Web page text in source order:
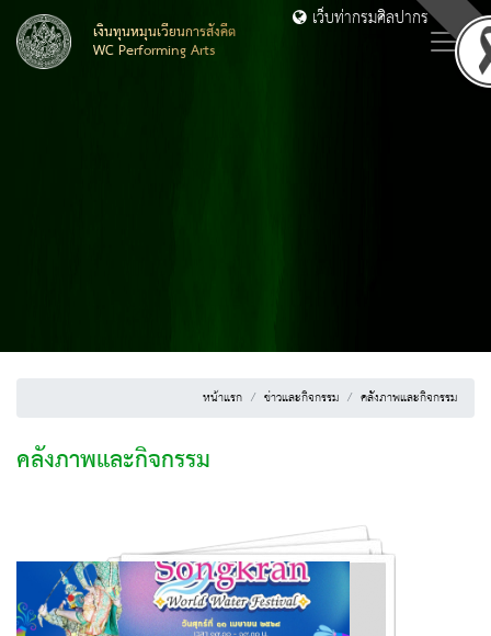
เงินทุนหมุนเวียนการสังคีต
WC Performing Arts
เว็บท่ากรมศิลปากร
หน้าแรก ข่าวและกิจกรรม คลังภาพและกิจกรรม
คลังภาพและกิจกรรม